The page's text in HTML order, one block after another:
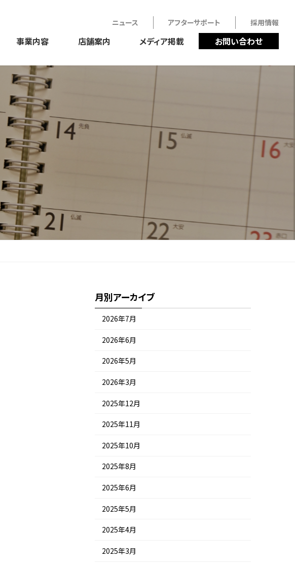
ニュース アフターサポート 採用情報
事業内容 店舗案内 メディア掲載 お問い合わせ
月別アーカイブ
2026年7月
2026年6月
2026年5月
2026年3月
2025年12月
2025年11月
2025年10月
2025年8月
2025年6月
2025年5月
2025年4月
2025年3月